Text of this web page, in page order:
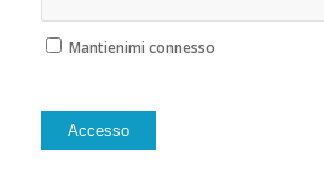
Mantienimi connesso
Accesso